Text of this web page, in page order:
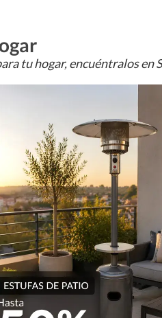
tu hogar, encuéntralos en